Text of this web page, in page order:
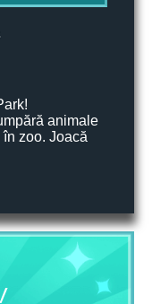
animale
zoo. Joacă